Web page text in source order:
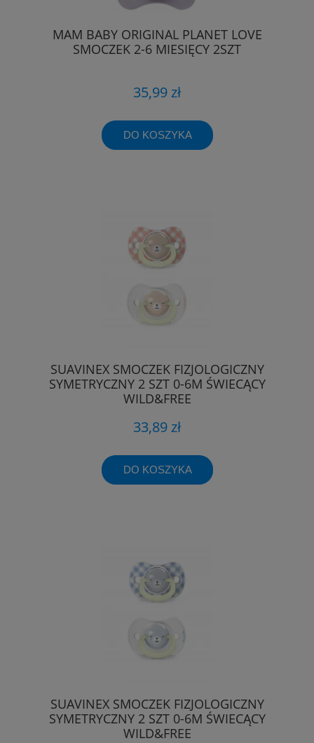
MAM BABY ORIGINAL PLANET LOVE
SMOCZEK 2-6 MIESIĘCY 2SZT
35,99 zł
DO KOSZYKA
SUAVINEX SMOCZEK FIZJOLOGICZNY
SYMETRYCZNY 2 SZT 0-6M ŚWIECĄCY
WILD&FREE
33,89 zł
DO KOSZYKA
SUAVINEX SMOCZEK FIZJOLOGICZNY
SYMETRYCZNY 2 SZT 0-6M ŚWIECĄCY
WILD&FREE